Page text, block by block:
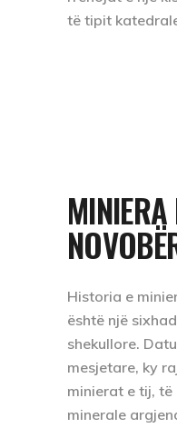
të tipit
MINIERA
Historia e
është një
shekullore.
mesjetare, ky
minierat e tij,
minerale